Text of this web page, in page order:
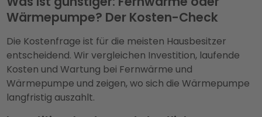
Wärmepumpe? Der Kosten-Check
Die Kostenfrage ist für die meisten Hausbesitzer
entscheidend. Wir vergleichen Investition, laufende
Kosten und Wartung bei Fernwärme und
Wärmepumpe und zeigen, wo sich die Wärmepumpe
langfristig auszahlt.